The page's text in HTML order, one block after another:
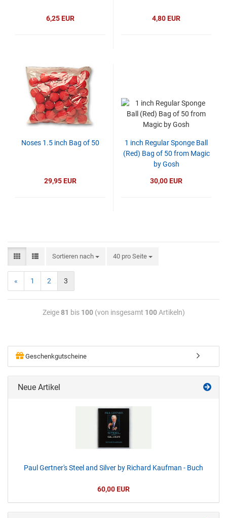
6,25 EUR 4,80 EUR
Noses 1.5 inch Bag of 50
29,95 EUR
1 inch Regular Sponge Ball
(Red) Bag of 50 from Magic
by Gosh
30,00 EUR
Sortieren nach 40 pro Seite
« 1 2 3
Zeige81 bis 100(von insgesamt 100Artikeln)
Geschenkgutscheine
Neue Artikel
Paul Gertner's Steel and Silver by Richard Kaufman - Buch
60,00 EUR